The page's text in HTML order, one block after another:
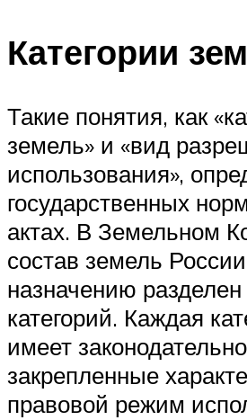
Категории
Такие понятия, как
земель» и «вид
использования»,
государственных
актах. В Земельном
состав земель
назначению
категорий. Каждая
имеет законодательно
закрепленные
правовой режим